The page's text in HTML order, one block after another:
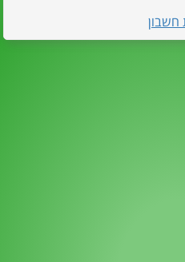
חשבון